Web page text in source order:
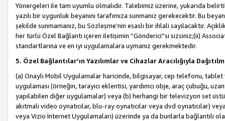
Yönergeleri ile tam uyumlu olmalıdır. Talebimiz üzerine, yukarıda
yazılı bir uygunluk beyanını tarafımıza sunmanız gerekecektir. Bu
şekilde sunmamanız, bu Sözleşme’nin esaslı bir ihlali sayılacaktır.
her türlü Özel Bağlantı içeren iletişimin “Gönderici”si sizsiniz;(ii)
standartlarına ve en iyi uygulamalara uymanız gerekmektedir.
5. Özel Bağlantılar’ın Yazılımlar ve Cihazlar Aracılığıyla
(a) Onaylı Mobil Uygulamalar haricinde, bilgisayar, cep telefonu,
uygulaması (örneğin, tarayıcı eklentisi, yardımcı obje, araç çubuğu,
yapılabilen diğer uygulamalar) veya (b) herhangi bir televizyon set
akıtmalı video oynatıcılar, blu-ray oynatıcılar veya dvd oynatıcılar)
veya Vizio İnternet Uygulamaları) üzerinde ya da bunlarla bağlantılı